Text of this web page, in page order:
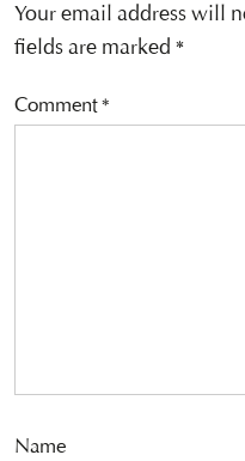
Your email address will
fields are marked *
Comment*
Name